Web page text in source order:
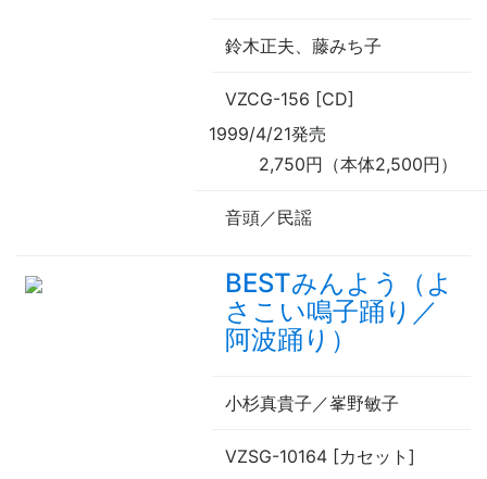
鈴木正夫、藤みち子
VZCG-156 [CD]
1999/4/21発売
2,750円（本体2,500円）
音頭／民謡
BESTみんよう（よ
さこい鳴子踊り／
阿波踊り）
小杉真貴子／峯野敏子
VZSG-10164 [カセット]